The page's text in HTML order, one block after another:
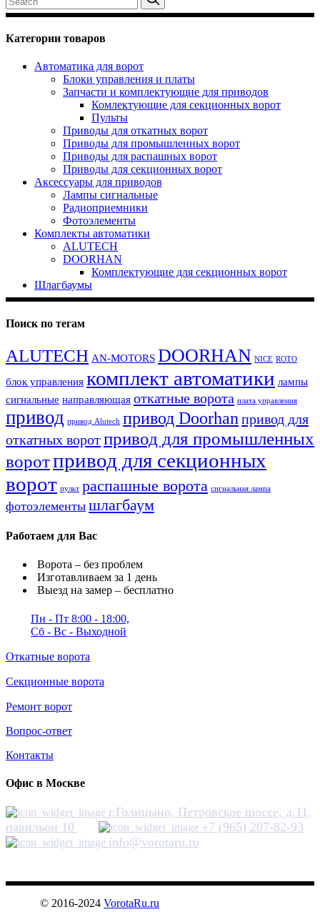
for:
Категории товаров
Автоматика для ворот
Блоки управления и платы
Запчасти и комплектующие для приводов
Комлектующие для секционных ворот
Пульты
Приводы для откатных ворот
Приводы для промышленных ворот
Приводы для распашных ворот
Приводы для секционных ворот
Аксессуары для приводов
Лампы сигнальные
Радиоприемники
Фотоэлементы
Комплекты автоматики
ALUTECH
DOORHAN
Комплектующие для секционных ворот
Шлагбаумы
Поиск по тегам
ALUTECH AN-MOTORS DOORHAN NICE ROTO
блок управления комплект автоматики лампы
сигнальные направляющая откатные ворота плата управления
привод привод Alutech привод Doorhan привод для
откатных воротпривод для промышленных
воротпривод для секционных
ворот пульт распашные ворота сигнальная лампа
фотоэлементы шлагбаум
Работаем для Вас
Ворота – без проблем
Изготавливаем за 1 день
Выезд на замер – бесплатно
Пн - Пт 8:00 - 18:00,
Сб - Вс - Выходной
Откатные ворота
Секционные ворота
Ремонт ворот
Вопрос-ответ
Контакты
Офис в Москве
г.Голицыно, Петровское шоссе, д.11,
павильон 10
+7 (965) 207-82-93
info@vorotaru.ru
© 2016-2024 VorotaRu.ru